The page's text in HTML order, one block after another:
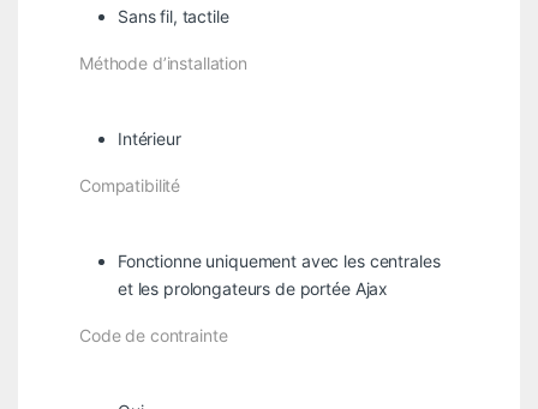
Sans fil, tactile
Méthode d’installation
Intérieur
Compatibilité
Fonctionne uniquement avec les centrales
et les prolongateurs de portée Ajax
Code de contrainte